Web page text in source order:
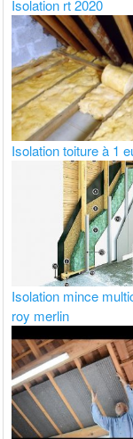
Isolation rt 2020
Isolation toiture à 1
Isolation mince
roy merlin